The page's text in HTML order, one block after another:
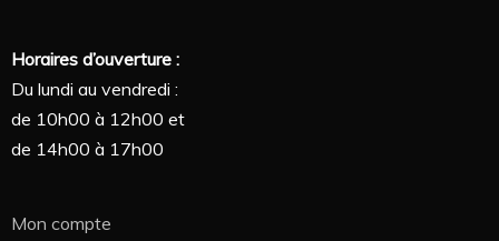
Horaires d’ouverture :
Du lundi au vendredi :
de 10h00 à 12h00 et
de 14h00 à 17h00
Mon compte